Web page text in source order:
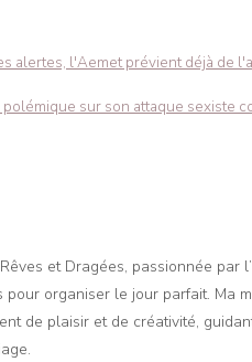
alertes, l'Aemet prévient déjà de
sur son attaque sexiste
et Dragées, passionnée par
organiser le jour parfait. Ma
de plaisir et de créativité,